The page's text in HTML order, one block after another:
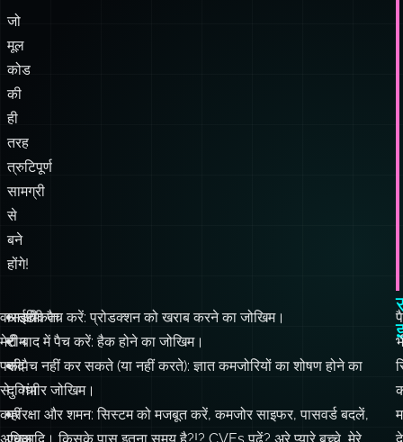
की
तरह
त्रुटिपूर्ण
सामग्री
होंगे!
वास्तविकता
मेरी
कहीं
अधिक
गड़बड़
है।
किसी
आईटी
टीम
दुविधा
पर
एक
क्षण
विचार
करें:
अभी पैच करें: प्रोडक्शन को खराब करने का जोखिम।
बाद में पैच करें: हैक होने का जोखिम।
गंभीर जोखिम।
रक्षा और शमन: सिस्टम को मजबूत करें, कमजोर साइफर, पासवर्ड बदलें,
आदि। किसके पास इतना समय है?!? CVEs पढ़ें? अरे प्यारे बच्चे, मेरे
पास आपके लिए बुरी खबर है…